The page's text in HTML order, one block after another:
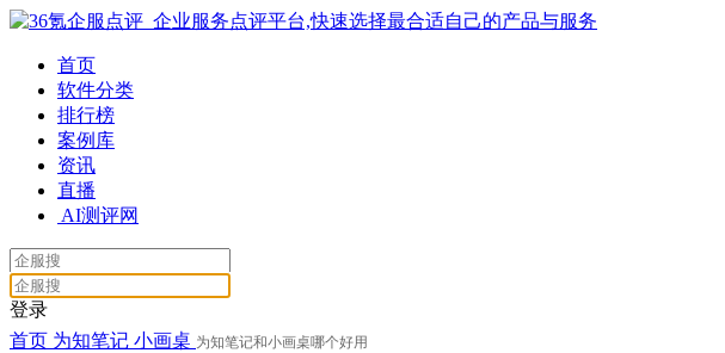
首页
软件分类
排行榜
案例库
资讯
直播
AI测评网
登录
首页 为知笔记 小画桌 为知笔记和小画桌哪个好用